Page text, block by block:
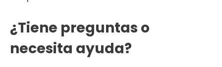
¿Tiene preguntas o
necesita ayuda?